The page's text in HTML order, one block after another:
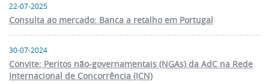
22-07-2025
Consulta ao mercado: Banca a retalho em Portugal
30-07-2024
Convite: Peritos não-governamentais (NGAs) da AdC na Rede
Internacional de Concorrência (ICN)